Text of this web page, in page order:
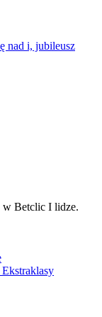
nad i, jubileusz
w Betclic I lidze.